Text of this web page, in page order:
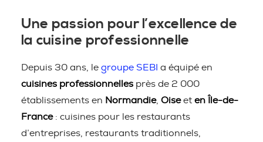
Une passion pour l’excellence de
la cuisine professionnelle
Depuis 30 ans, le groupe SEBI a équipé en
cuisines professionnelles près de 2 000
établissements en Normandie, Oiseet en Île-de-
France: cuisines pour les restaurants
d’entreprises, restaurants traditionnels,